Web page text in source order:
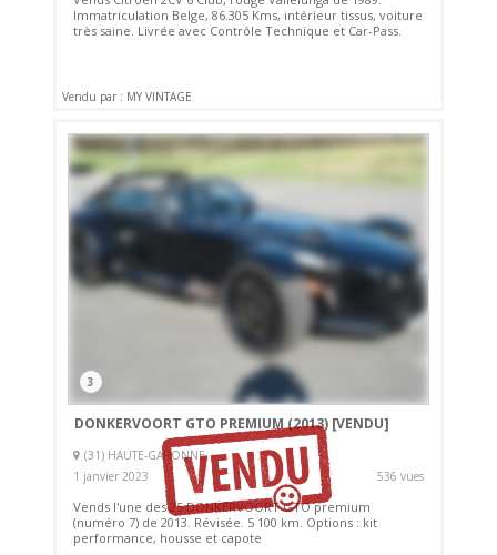
Immatriculation Belge, 86.305 Kms, intérieur tissus, voiture
très saine. Livrée avec Contrôle Technique et Car-Pass.
Vendu par : MY VINTAGE
3
DONKERVOORT GTO PREMIUM (2013) [VENDU]
(31) HAUTE-GARONNE
1 janvier 2023
536 vues
Vends l'une des 25 DONKERVOORT GTO premium
(numéro 7) de 2013. Révisée. 5 100 km. Options : kit
performance, housse et capote